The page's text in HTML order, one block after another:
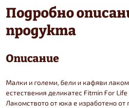
Подробно
продукта
Описание
Малки и големи, бели и кафяви
естествения деликатес Fitmin For
Лакомството от юка е изработено